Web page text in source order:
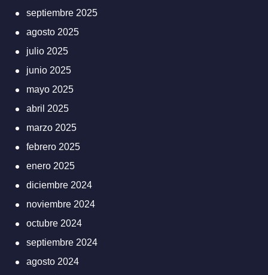
septiembre 2025
agosto 2025
julio 2025
junio 2025
mayo 2025
abril 2025
marzo 2025
febrero 2025
enero 2025
diciembre 2024
noviembre 2024
octubre 2024
septiembre 2024
agosto 2024